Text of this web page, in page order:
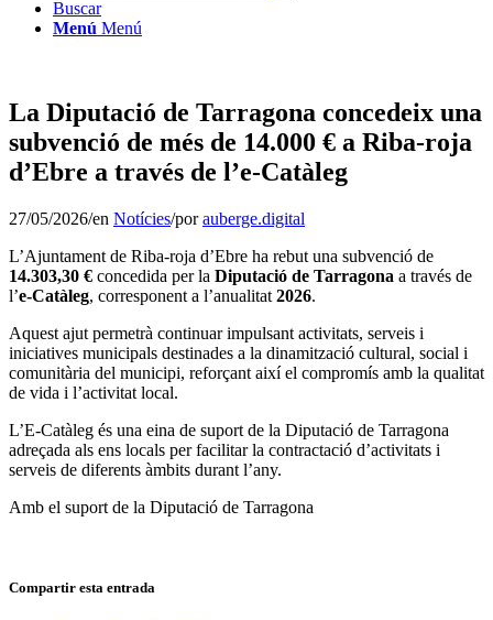
Buscar
Menú Menú
La Diputació de Tarragona concedeix una
subvenció de més de 14.000 € a Riba-roja
d’Ebre a través de l’e-Catàleg
27/05/2026/en Notícies/porauberge.digital
L’Ajuntament de Riba-roja d’Ebre ha rebut una subvenció de
14.303,30 € concedida per la Diputació de Tarragona a través de
l’e-Catàleg, corresponent a l’anualitat 2026.
Aquest ajut permetrà continuar impulsant activitats, serveis i
iniciatives municipals destinades a la dinamització cultural, social i
comunitària del municipi, reforçant així el compromís amb la qualitat
de vida i l’activitat local.
L’E-Catàleg és una eina de suport de la Diputació de Tarragona
adreçada als ens locals per facilitar la contractació d’activitats i
serveis de diferents àmbits durant l’any.
Amb el suport de la Diputació de Tarragona
Compartir esta entrada